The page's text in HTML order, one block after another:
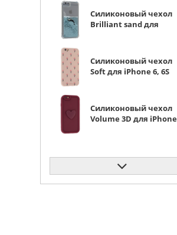
Силиконовый чехол
Brilliant sand для
Силиконовый чехол
Soft для iPhone 6, 6S
Силиконовый чехол
Volume 3D для iPhone
Силиконовый чехол
Carboniferous для
iPhone 6, 6S синий